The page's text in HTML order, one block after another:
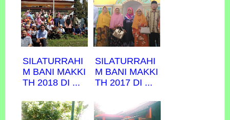
SILATURRAHI
M BANI MAKKI
TH 2018 DI ...
SILATURRAHI
M BANI MAKKI
TH 2017 DI ...